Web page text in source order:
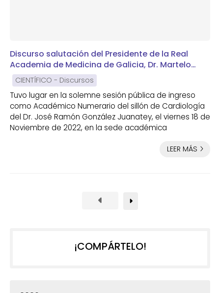
Discurso salutación del Presidente de la Real
Academia de Medicina de Galicia, Dr. Martelo
Villar, al nuevo Académico Numerario Dr. González
Juanatey
CIENTÍFICO - Discursos
Tuvo lugar en la solemne sesión pública de ingreso
como Académico Numerario del sillón de Cardiología
del Dr. José Ramón González Juanatey, el viernes 18 de
Noviembre de 2022, en la sede académica
LEER MÁS
¡COMPÁRTELO!